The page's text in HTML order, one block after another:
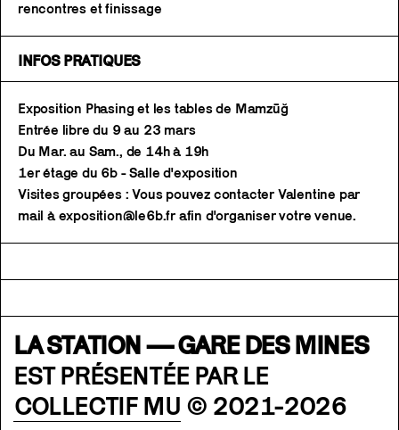
rencontres et finissage
INFOS PRATIQUES
Exposition Phasing et les tables de Mamzūğ
Entrée libre du 9 au 23 mars
Du Mar. au Sam., de 14h à 19h
1er étage du 6b - Salle d'exposition
Visites groupées : Vous pouvez contacter Valentine par
mail à exposition@le6b.fr afin d'organiser votre venue.
LA STATION — GARE DES MINES
EST PRÉSENTÉE PAR LE
COLLECTIF MU © 2021-2026